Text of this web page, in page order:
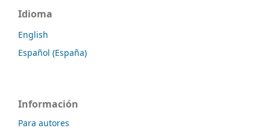
Idioma
English
Español (España)
Información
Para autores